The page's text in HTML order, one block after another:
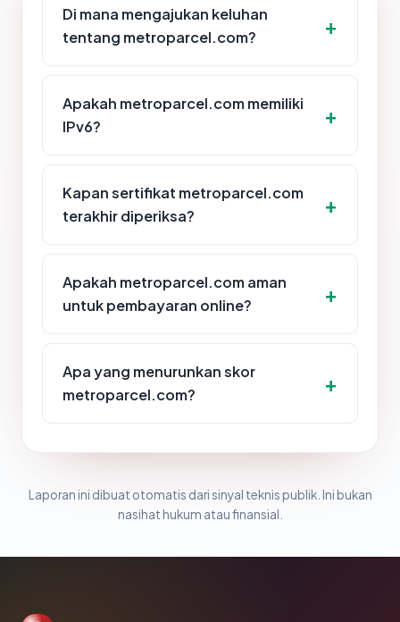
Di mana mengajukan keluhan
tentang metroparcel.com?
Apakah metroparcel.com memiliki
IPv6?
Kapan sertifikat metroparcel.com
terakhir diperiksa?
Apakah metroparcel.com aman
untuk pembayaran online?
Apa yang menurunkan skor
metroparcel.com?
Laporan ini dibuat otomatis dari sinyal teknis publik. Ini bukan
nasihat hukum atau finansial.